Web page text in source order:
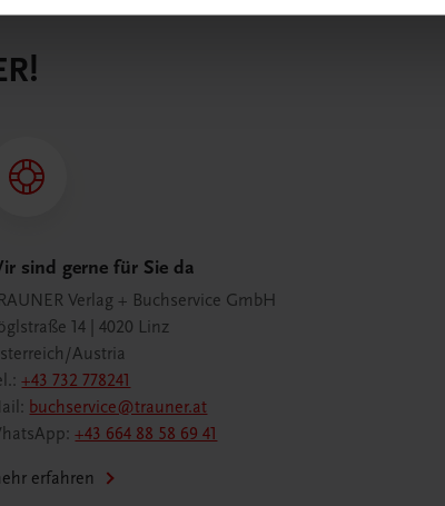
sind gerne für Sie da
Verlag + Buchservice GmbH
14 | 4020 Linz
Austria
+43 732 778241
buchservice@trauner.at
+43 664 88 58 69 41
erfahren